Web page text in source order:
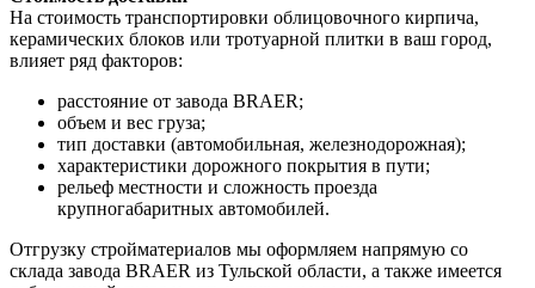
На стоимость транспортировки облицовочного кирпича,
керамических блоков или тротуарной плитки в ваш город,
влияет ряд факторов:
расстояние от завода BRAER;
объем и вес груза;
тип доставки (автомобильная, железнодорожная);
характеристики дорожного покрытия в пути;
рельеф местности и сложность проезда
крупногабаритных автомобилей.
Отгрузку стройматериалов мы оформляем напрямую со
склада завода BRAER из Тульской области, а также имеется